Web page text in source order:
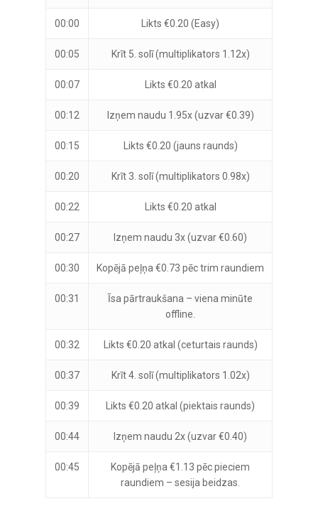
00:00 Likts €0.20 (Easy)
00:05 Krīt 5. solī (multiplikators 1.12x)
00:07 Likts €0.20 atkal
00:12 Izņem naudu 1.95x (uzvar €0.39)
00:15 Likts €0.20 (jauns raunds)
00:20 Krīt 3. solī (multiplikators 0.98x)
00:22 Likts €0.20 atkal
00:27 Izņem naudu 3x (uzvar €0.60)
00:30 Kopējā peļņa €0.73 pēc trim raundiem
00:31
Īsa pārtraukšana – viena minūte
offline.
00:32 Likts €0.20 atkal (ceturtais raunds)
00:37 Krīt 4. solī (multiplikators 1.02x)
00:39 Likts €0.20 atkal (piektais raunds)
00:44 Izņem naudu 2x (uzvar €0.40)
00:45
Kopējā peļņa €1.13 pēc pieciem
raundiem – sesija beidzas.